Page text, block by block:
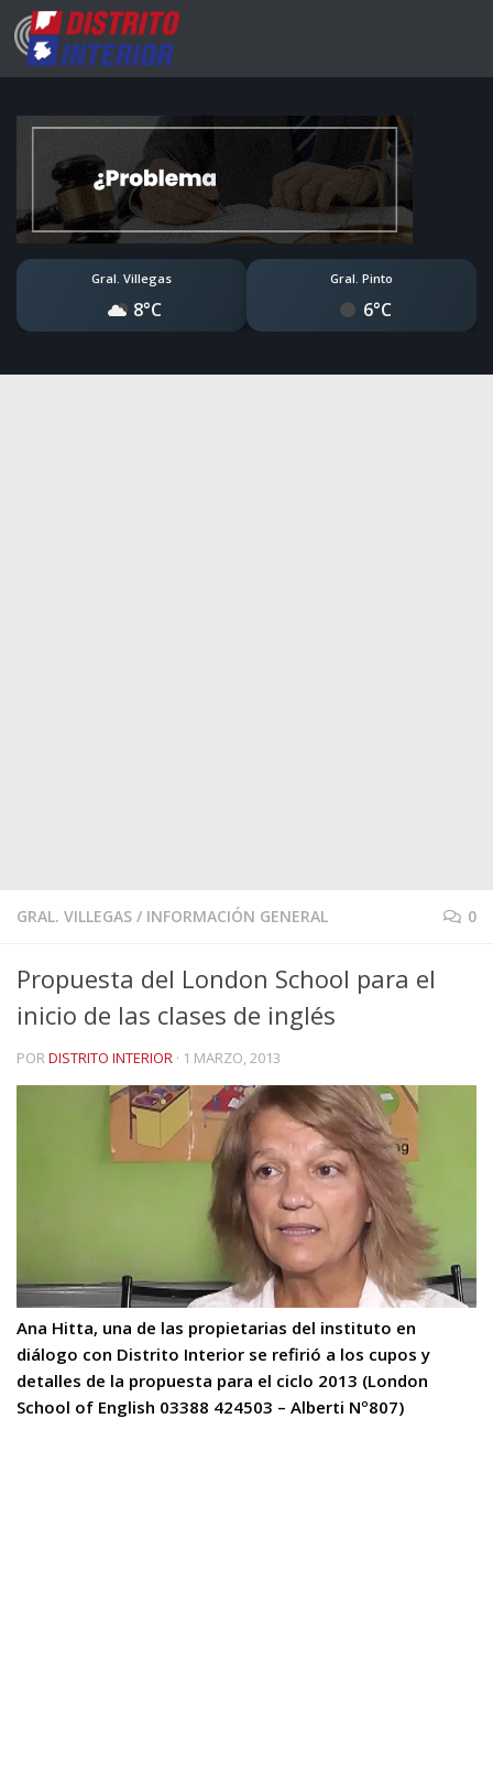
Gral. Villegas
8°C
Gral. Pinto
6°C
GRAL. VILLEGAS / INFORMACIÓN GENERAL 0
Propuesta del London School para el
inicio de las clases de inglés
PORDISTRITO INTERIOR · 1 MARZO, 2013
Ana Hitta, una de las propietarias del instituto en
diálogo con Distrito Interior se refirió a los cupos y
detalles de la propuesta para el ciclo 2013 (London
School of English 03388 424503 – Alberti Nº807)